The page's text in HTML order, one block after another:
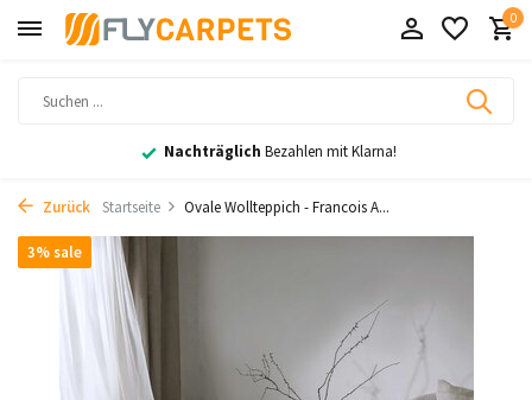
0
Nachträglich Bezahlen mit Klarna!
Zurück Startseite Ovale Wollteppich - Francois A...
3% sale